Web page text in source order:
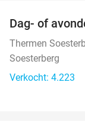
Dag- of
Thermen
Soesterberg
Verkocht: 4.223